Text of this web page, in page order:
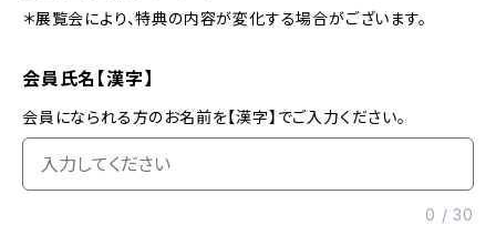
＊展覧会により、特典の内容が変化する場合がございます。
会員氏名【漢字】
会員になられる方のお名前を【漢字】でご入力ください。
0 /30